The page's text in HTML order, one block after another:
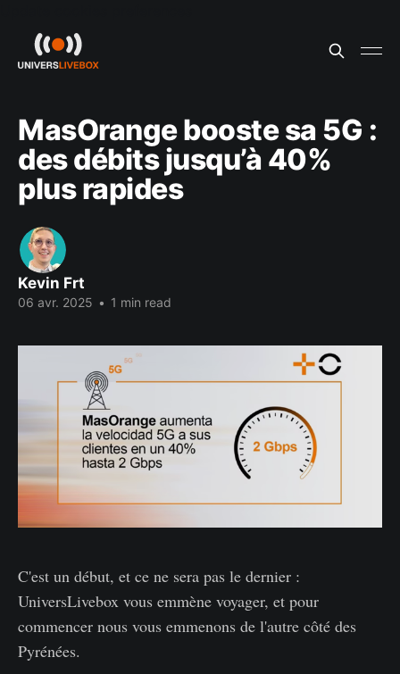
MasOrange booste sa 5G :
des débits jusqu’à 40%
plus rapides
Kevin Frt
06 avr. 2025 • 1 min read
C'est un début, et ce ne sera pas le dernier :
UniversLivebox vous emmène voyager, et pour
commencer nous vous emmenons de l'autre côté des
Pyrénées.